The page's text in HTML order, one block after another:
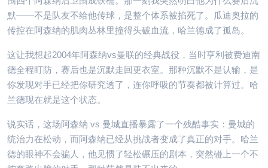
默——不是队友不给他传球，是整个体系被掐死了。瓜迪奥拉的
传控在阿森纳的肌肉丛林里撞得头破血流，哈兰德成了孤岛。
这让我想起2004年阿森纳vs曼联的经典战役，当时亨利被费迪南
德全程盯防，赛后也是沉默走回更衣室。那种沉默不是认输，是
你发现对手已经把你研究透了，连你呼吸的节奏都被计算过。哈
兰德现在就是这个状态。
说实话，这场阿森纳 vs 曼城直播暴露了一个残酷事实：曼城的
统治力在松动，而阿森纳已经从挑战者变成了真正的对手。哈兰
德的眼神不会骗人，他见惯了轻松碾压的剧本，突然碰上一个不